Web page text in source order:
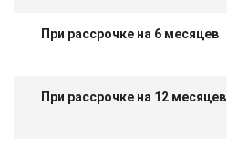
При рассрочке на 6 месяцев
При рассрочке на 12 месяцев